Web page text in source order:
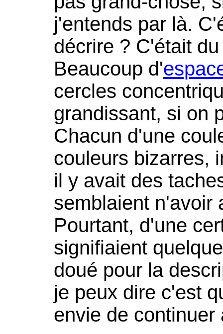
j'entends par là.
décrire ? C'était
Beaucoup d'
cercles
grandissant, si on
Chacun d'une
couleurs bizarres,
il y avait des
semblaient n'avoir
Pourtant, d'une
signifiaient
doué pour la
je peux dire c'est
envie de